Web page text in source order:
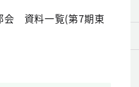
会 資料一覧(第7期東